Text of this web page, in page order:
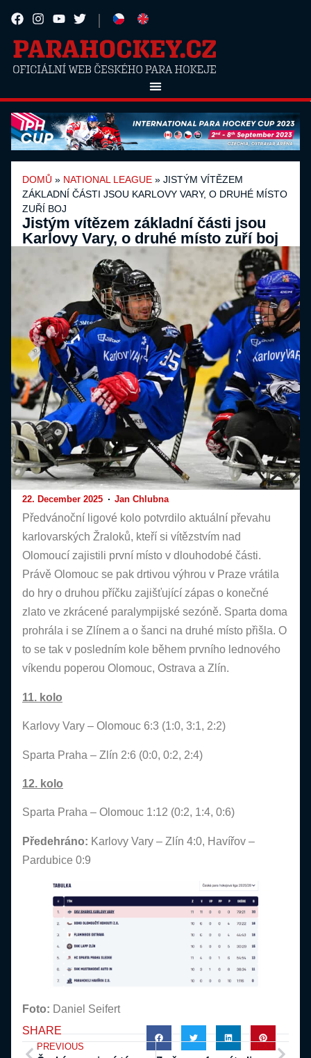
DOMŮ » NATIONAL LEAGUE » JISTÝM VÍTĚZEM
ZÁKLADNÍ ČÁSTI JSOU KARLOVY VARY, O DRUHÉ MÍSTO
ZUŘÍ BOJ
Jistým vítězem základní části jsou
Karlovy Vary, o druhé místo zuří boj
22. December 2025 Jan Chlubna
Předvánoční ligové kolo potvrdilo aktuální převahu
karlovarských Žraloků, kteří si vítězstvím nad
Olomoucí zajistili první místo v dlouhodobé části.
Právě Olomouc se pak drtivou výhrou v Praze vrátila
do hry o druhou příčku zajišťující zápas o konečné
zlato ve zkrácené paralympijské sezóně. Sparta doma
prohrála i se Zlínem a o šanci na druhé místo přišla. O
to se tak v posledním kole během prvního lednového
víkendu poperou Olomouc, Ostrava a Zlín.
11. kolo
Karlovy Vary – Olomouc 6:3 (1:0, 3:1, 2:2)
Sparta Praha – Zlín 2:6 (0:0, 0:2, 2:4)
12. kolo
Sparta Praha – Olomouc 1:12 (0:2, 1:4, 0:6)
Předehráno: Karlovy Vary – Zlín 4:0, Havířov –
Pardubice 0:9
Foto: Daniel Seifert
SHARE
PREVIOUS